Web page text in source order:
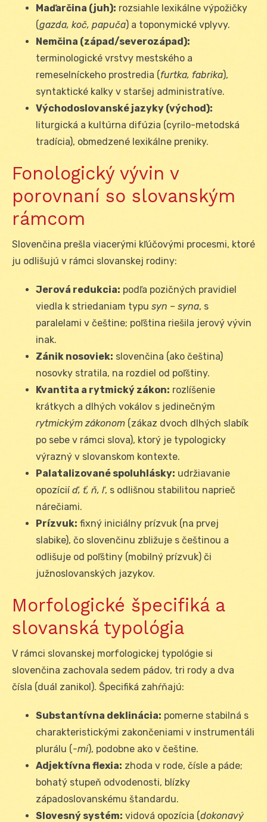
Maďarčina (juh): rozsiahle lexikálne výpožičky
(gazda, koč, papuča) a toponymické vplyvy.
Nemčina (západ/severozápad):
terminologické vrstvy mestského a
remeselníckeho prostredia (furtka, fabrika),
syntaktické kalky v staršej administratíve.
Východoslovanské jazyky (východ):
liturgická a kultúrna difúzia (cyrilo-metodská
tradícia), obmedzené lexikálne preniky.
Fonologický vývin v
porovnaní so slovanským
rámcom
Slovenčina prešla viacerými kľúčovými procesmi, ktoré
ju odlišujú v rámci slovanskej rodiny:
Jerová redukcia: podľa pozičných pravidiel
viedla k striedaniam typu syn – syna, s
paralelami v češtine; poľština riešila jerový vývin
inak.
Zánik nosoviek: slovenčina (ako čeština)
nosovky stratila, na rozdiel od poľštiny.
Kvantita a rytmický zákon: rozlíšenie
krátkych a dlhých vokálov s jedinečným
rytmickým zákonom (zákaz dvoch dlhých slabík
po sebe v rámci slova), ktorý je typologicky
výrazný v slovanskom kontexte.
Palatalizované spoluhlásky: udržiavanie
opozíciíď, ť, ň, ľ, s odlišnou stabilitou naprieč
nárečiami.
Prízvuk: fixný iniciálny prízvuk (na prvej
slabike), čo slovenčinu zbližuje s češtinou a
odlišuje od poľštiny (mobilný prízvuk) či
južnoslovanských jazykov.
Morfologické špecifiká a
slovanská typológia
V rámci slovanskej morfologickej typológie si
slovenčina zachovala sedem pádov, tri rody a dva
čísla (duál zanikol). Špecifiká zahŕňajú:
Substantívna deklinácia: pomerne stabilná s
charakteristickými zakončeniami v instrumentáli
plurálu (-mi), podobne ako v češtine.
Adjektívna flexia: zhoda v rode, čísle a páde;
bohatý stupeň odvodenosti, blízky
západoslovanskému štandardu.
Slovesný systém: vidová opozícia (dokonavý